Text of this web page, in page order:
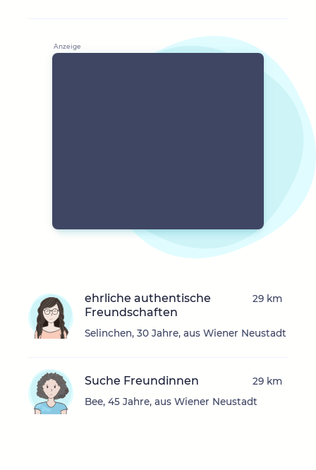
ehrliche authentische
Freundschaften
Selinchen, 30 Jahre, aus Wiener Neustadt
29 km
Suche Freundinnen
Bee, 45 Jahre, aus Wiener Neustadt
29 km